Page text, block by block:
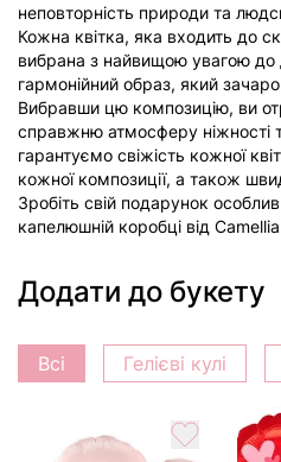
неповторність природи та
Кожна квітка, яка входить до
вибрана з найвищою увагою до
гармонійний образ, який
Вибравши цю композицію, ви
справжню атмосферу ніжності
гарантуємо свіжість кожної
кожної композиції, а також
Зробіть свій подарунок
капелюшній коробці від
Додати до букету
Всі Гелієві кулі